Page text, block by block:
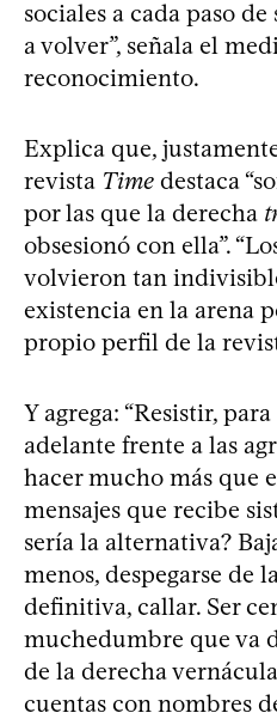
sociales a cada paso
a volver”, señala el
reconocimiento.
Explica que,
revista Time destaca
por las que la derecha
obsesionó con ella”.
volvieron tan
existencia en la arena
propio perfil de la
Y agrega: “Resistir,
adelante frente a las
hacer mucho más que
mensajes que recibe
sería la alternativa?
menos, despegarse de
definitiva, callar. Ser
muchedumbre que va
de la derecha
cuentas con nombres